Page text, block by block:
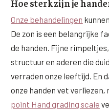
XL Hair
Alle behandelingen →
Hoe sterk zijn je
Onze behandelingen
De zon is een belangrijke
de handen. Fijne
structuur en aderen die
verraden onze leeftijd. En
onze handen vet
point Hand grading scale